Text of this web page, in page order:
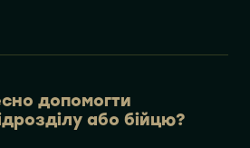
допомогти
або бійцю?